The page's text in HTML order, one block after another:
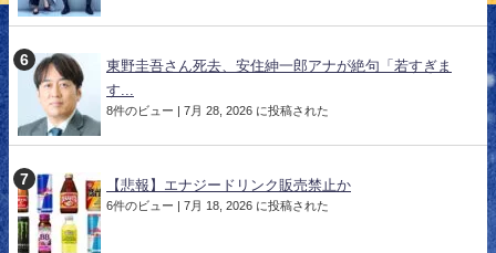
東野圭吾さん死去、安住紳一郎アナが絶句「若すぎま
す...
8件のビュー 7月 28, 2026 に投稿された
【悲報】エナジードリンク販売禁止か
6件のビュー 7月 18, 2026 に投稿された